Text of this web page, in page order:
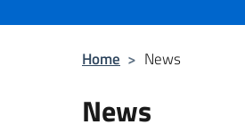
Home > News
News